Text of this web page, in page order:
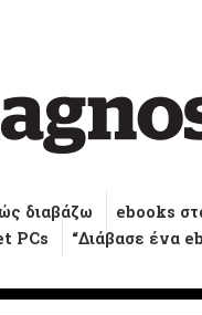
διαβάζω
ebooks
PCs
“Διάβασε ένα